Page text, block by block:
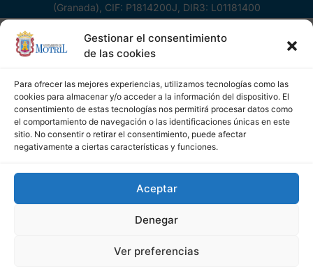
Gestionar el consentimiento
de las cookies
Para ofrecer las mejores experiencias, utilizamos tecnologías como las
cookies para almacenar y/o acceder a la información del dispositivo. El
consentimiento de estas tecnologías nos permitirá procesar datos como
el comportamiento de navegación o las identificaciones únicas en este
sitio. No consentir o retirar el consentimiento, puede afectar
negativamente a ciertas características y funciones.
Aceptar
Denegar
Ver preferencias
(Granada), CIF: P1814200J, DIR3: L01181400